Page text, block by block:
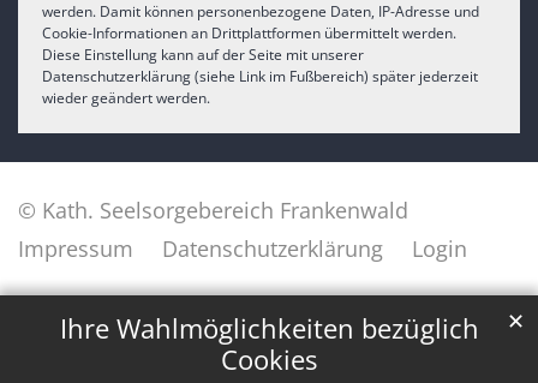
Ihre Wahlmöglichkeiten bezüglich
Cookies
✕
werden. Damit können personenbezogene Daten, IP-Adresse und
Cookie-Informationen an Drittplattformen übermittelt werden.
Diese Einstellung kann auf der Seite mit unserer
Datenschutzerklärung (siehe Link im Fußbereich) später jederzeit
wieder geändert werden.
© Kath. Seelsorgebereich Frankenwald
Impressum
Datenschutzerklärung Login